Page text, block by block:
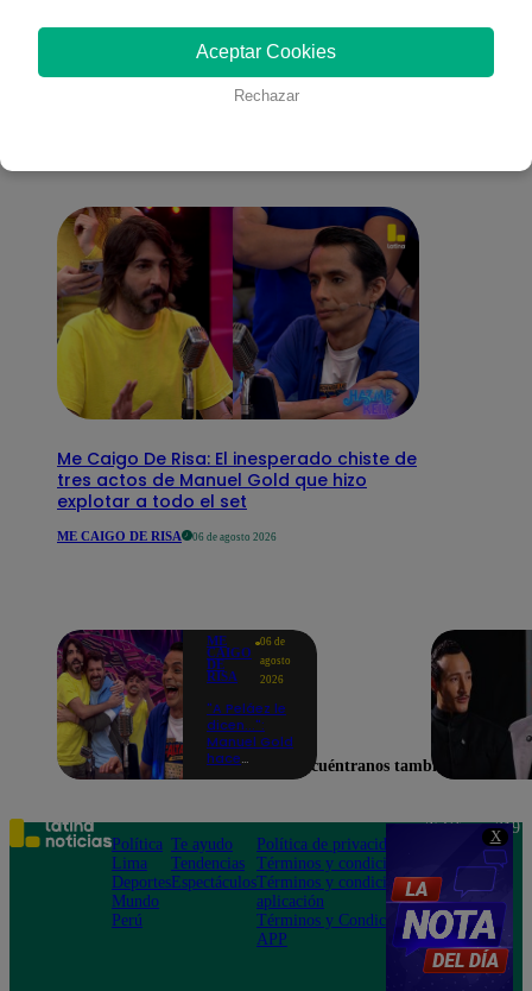
X
También te puede
Me Caigo De Risa: El inesperado chiste de
tres actos de Manuel Gold que hizo
explotar a todo el set
ME CAIGO DE RISA 06 de agosto 2026
ME
CAIGO
DE
RISA
06 de
agosto
2026
"A Peláez le
dicen...":
Manuel Gold
hace
de contar el
chiste
Aceptar Cookies
Rechazar
Encuéntranos también en
Política
Lima
Deportes
Mundo
Perú
Te ayudo
Tendencias
Espectáculos
Política de privacidad
Términos y condiciones
Términos y condiciones
aplicación
Términos y Condiciones
APP
Teléfono: 219
Av. San
Felipe 968
Jesús María